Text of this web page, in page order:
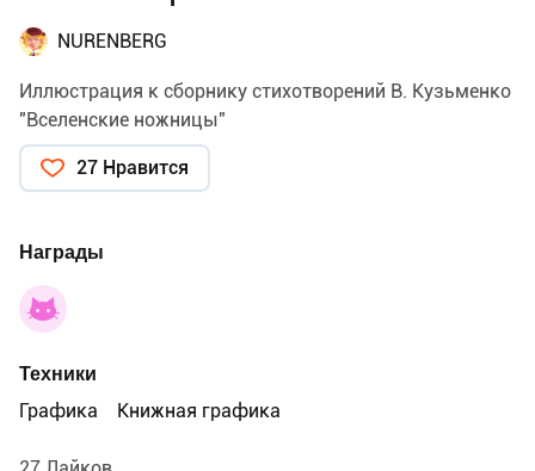
NURENBERG
Иллюстрация к сборнику стихотворений В. Кузьменко
"Вселенские ножницы"
27 Нравится
Награды
Техники
Графика
Книжная графика